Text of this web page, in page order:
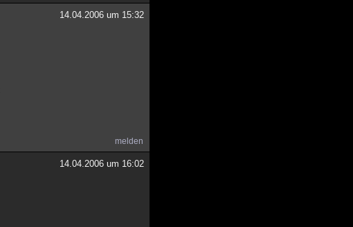
14.04.2006 um 15:32
melden
14.04.2006 um 16:02